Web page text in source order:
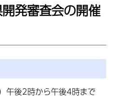
発審査会の開催
午後2時から午後4時まで